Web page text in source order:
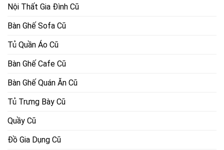
Nội Thất Gia Đình Cũ
Bàn Ghế Sofa Cũ
Tủ Quần Áo Cũ
Bàn Ghế Cafe Cũ
Bàn Ghế Quán Ăn Cũ
Tủ Trưng Bày Cũ
Quầy Cũ
Đồ Gia Dụng Cũ